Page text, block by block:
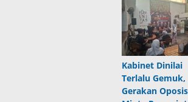
Kabinet Dinilai
Terlalu Gemuk,
Gerakan